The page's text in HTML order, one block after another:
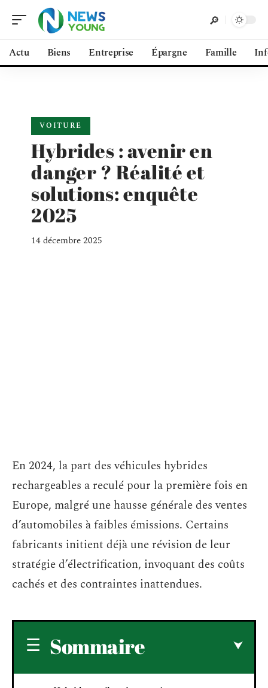
Actu Biens Entreprise Épargne Famille
VOITURE
Hybrides : avenir en
danger ? Réalité et
solutions: enquête
2025
14 décembre 2025
En 2024, la part des véhicules hybrides
rechargeables a reculé pour la première fois en
Europe, malgré une hausse générale des ventes
d’automobiles à faibles émissions. Certains
fabricants initient déjà une révision de leur
stratégie d’électrification, invoquant des coûts
cachés et des contraintes inattendues.
Sommaire